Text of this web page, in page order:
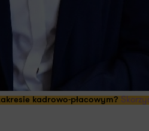
kadrowo-płacowym?